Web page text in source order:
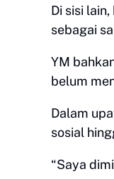
Di sisi
sebagai
YM
belum
Dalam
sosial
“Saya